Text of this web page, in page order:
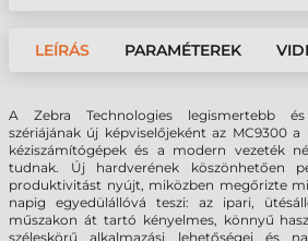
LEÍRÁS PARAMÉTEREK
A Zebra Technologies legismertebb
szériájának új képviselőjeként az MC9300
kéziszámítógépek és a modern vezeték
tudnak. Új hardverének köszönhetően
produktivitást nyújt, miközben megőrizte
napig egyedülállóvá teszi: az ipari,
műszakon át tartó kényelmes, könnyű
széleskörű alkalmazási lehetőségei és